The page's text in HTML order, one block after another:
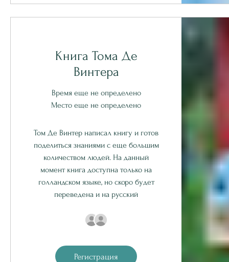
Книга Тома Де
Винтера
Время еще не определено
Место еще не определено
Том Де Винтер написал книгу и готов
поделиться знаниями с еще большим
количеством людей. На данный
момент книга доступна только на
голландском языке, но скоро будет
переведена и на русский
Регистрация